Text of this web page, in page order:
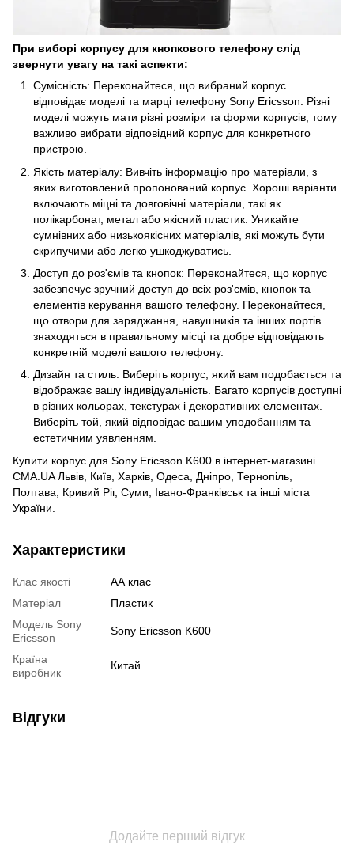
При виборі корпусу для кнопкового телефону слід
звернути увагу на такі аспекти:
Сумісність: Переконайтеся, що вибраний корпус
відповідає моделі та марці телефону Sony Ericsson. Різні
моделі можуть мати різні розміри та форми корпусів, тому
важливо вибрати відповідний корпус для конкретного
пристрою.
Якість матеріалу: Вивчіть інформацію про матеріали, з
яких виготовлений пропонований корпус. Хороші варіанти
включають міцні та довговічні матеріали, такі як
полікарбонат, метал або якісний пластик. Уникайте
сумнівних або низькоякісних матеріалів, які можуть бути
скрипучими або легко ушкоджуватись.
Доступ до роз'ємів та кнопок: Переконайтеся, що корпус
забезпечує зручний доступ до всіх роз'ємів, кнопок та
елементів керування вашого телефону. Переконайтеся,
що отвори для заряджання, навушників та інших портів
знаходяться в правильному місці та добре відповідають
конкретній моделі вашого телефону.
Дизайн та стиль: Виберіть корпус, який вам подобається та
відображає вашу індивідуальність. Багато корпусів доступні
в різних кольорах, текстурах і декоративних елементах.
Виберіть той, який відповідає вашим уподобанням та
естетичним уявленням.
Купити корпус для Sony Ericsson K600 в інтернет-магазині
CMA.UA Львів, Київ, Харків, Одеса, Дніпро, Тернопіль,
Полтава, Кривий Ріг, Суми, Івано-Франківськ та інші міста
України.
Характеристики
Клас якості
АА клас
Матеріал
Пластик
Модель Sony
Ericsson
Sony Ericsson K600
Країна
виробник
Китай
Відгуки
Додайте перший відгук